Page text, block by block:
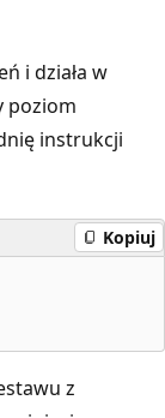
i działa w
poziom
instrukcji
Kopiuj
z